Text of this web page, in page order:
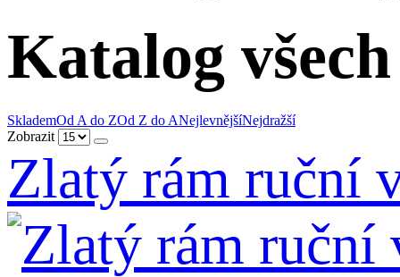
Katalog
SklademOd A do ZOd Z do ANejlevnějšíNejdražší
Zobrazit
Zlatý rám ruční